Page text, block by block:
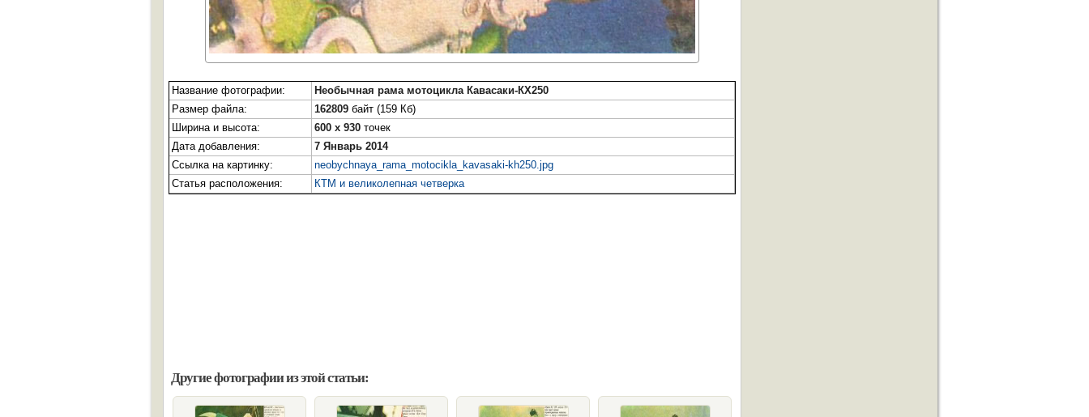
Название фотографии:
Необычная рама мотоцикла Кавасаки-КХ250
Размер файла:
162809 байт (159 Кб)
Ширина и высота:
600 x 930 точек
Дата добавления:
7 Январь 2014
Ссылка на картинку:
neobychnaya_rama_motocikla_kavasaki-kh250.jpg
Статья расположения:
КТМ и великолепная четверка
Другие фотографии из этой статьи: